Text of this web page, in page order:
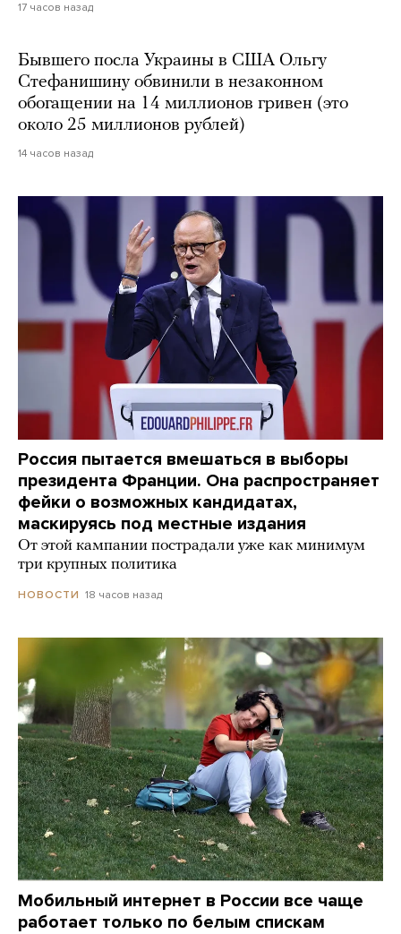
17 часов назад
Бывшего посла Украины в США Ольгу
Стефанишину обвинили в незаконном
обогащении на 14 миллионов гривен (это
около 25 миллионов рублей)
14 часов назад
Россия пытается вмешаться в выборы
президента Франции. Она распространяет
фейки о возможных кандидатах,
маскируясь под местные издания
От этой кампании пострадали уже как минимум
три крупных политика
НОВОСТИ 18 часов назад
Мобильный интернет в России все чаще
работает только по белым спискам